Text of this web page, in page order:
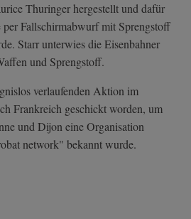
Thuringer hergestellt und dafür
per Fallschirmabwurf mit Sprengstoff
Starr unterwies die Eisenbahner
und Sprengstoff.
verlaufenden Aktion im
Frankreich geschickt worden, um
und Dijon eine Organisation
network" bekannt wurde.